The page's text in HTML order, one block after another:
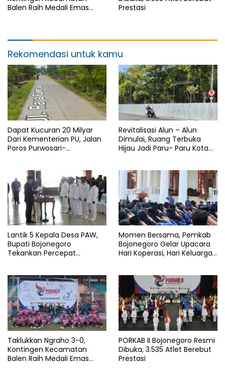
Balen Raih Medali Emas
Prestasi
Rekomendasi untuk kamu
Dapat Kucuran 20 Milyar
Dari Kementerian PU, Jalan
Poros Purwosari-
Revitalisasi Alun – Alun
Dimulai, Ruang Terbuka
Hijau Jadi Paru- Paru Kota
Lantik 5 Kepala Desa PAW,
Bupati Bojonegoro
Tekankan Percepat
Momen Bersama, Pemkab
Bojonegoro Gelar Upacara
Hari Koperasi, Hari Keluarga
Taklukkan Ngraho 3-0,
Kontingen Kecamatan
Balen Raih Medali Emas
PORKAB II Bojonegoro Resmi
Dibuka, 3.535 Atlet Berebut
Prestasi